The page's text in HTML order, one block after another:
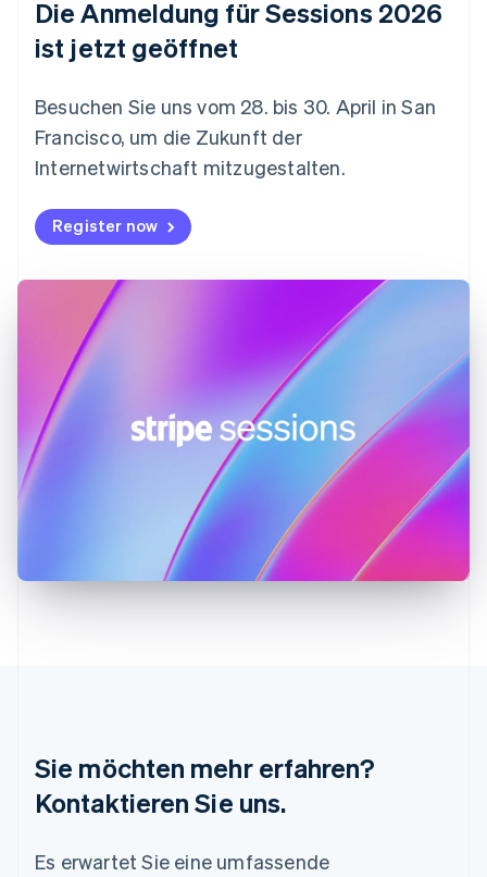
Die Anmeldung für Sessions 2026
ist jetzt geöffnet
Besuchen Sie uns vom 28. bis 30. April in San
Francisco, um die Zukunft der
Internetwirtschaft mitzugestalten.
Register now
Sie möchten mehr erfahren?
Kontaktieren Sie uns.
Es erwartet Sie eine umfassende
English
Festlandchina
简体中文 English
English Svenska
Frankreich
FrançaisEnglish
Gibraltar
Griechenland
English
English
Irland
English
Italien
Italiano
Japan
Liechtenstein
DeutschEnglish
English
Mexiko
EspañolEnglish
English